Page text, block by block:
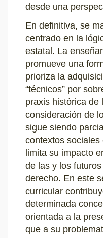
desde una
En definitiva, se
centrado en la
estatal. La
promueve una
prioriza la
“técnicos” por
praxis histórica de
consideración de
sigue siendo
contextos
limita su impacto
de las y los
derecho. En este
curricular
determinada
orientada a la
que a su